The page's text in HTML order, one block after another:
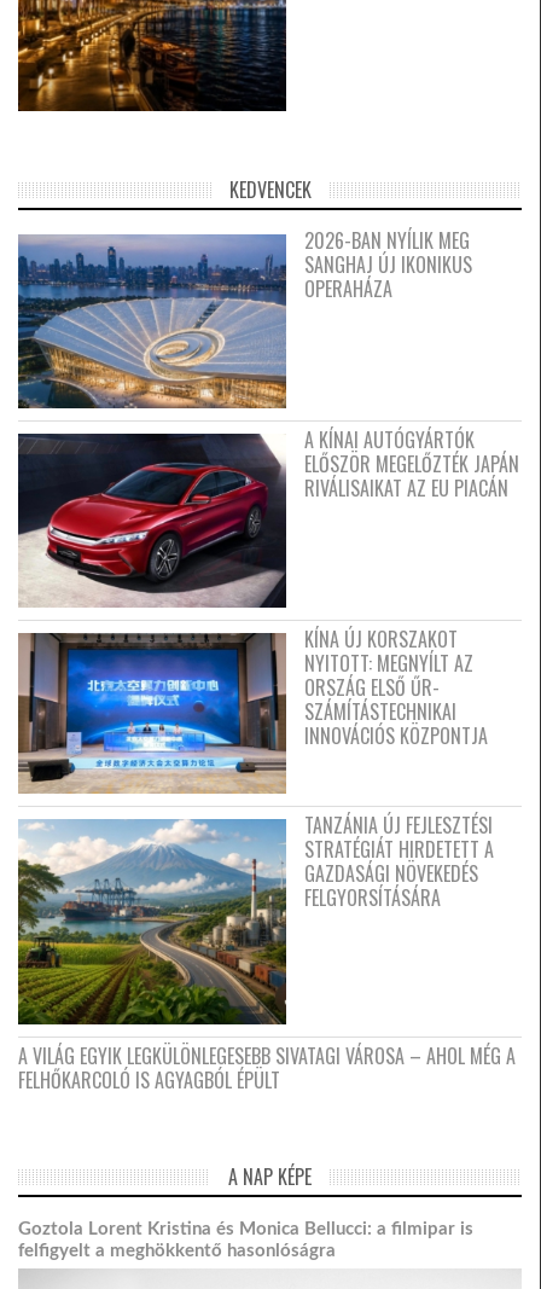
KEDVENCEK
2026-BAN NYÍLIK MEG
SANGHAJ ÚJ IKONIKUS
OPERAHÁZA
A KÍNAI AUTÓGYÁRTÓK
ELŐSZÖR MEGELŐZTÉK JAPÁN
RIVÁLISAIKAT AZ EU PIACÁN
KÍNA ÚJ KORSZAKOT
NYITOTT: MEGNYÍLT AZ
ORSZÁG ELSŐ ŰR-
SZÁMÍTÁSTECHNIKAI
INNOVÁCIÓS KÖZPONTJA
TANZÁNIA ÚJ FEJLESZTÉSI
STRATÉGIÁT HIRDETETT A
GAZDASÁGI NÖVEKEDÉS
FELGYORSÍTÁSÁRA
A VILÁG EGYIK LEGKÜLÖNLEGESEBB SIVATAGI VÁROSA – AHOL MÉG A
FELHŐKARCOLÓ IS AGYAGBÓL ÉPÜLT
A NAP KÉPE
Goztola Lorent Kristina és Monica Bellucci: a filmipar is
felfigyelt a meghökkentő hasonlóságra